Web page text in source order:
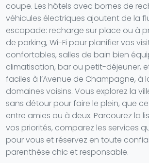
coupe. Les hôtels avec bornes de
véhicules électriques ajoutent de la
escapade: recharge sur place ou à
de parking, Wi-Fi pour planifier vos
confortables, salles de bain bien
climatisation, bar ou petit-déjeuner,
faciles à l’Avenue de Champagne, à
domaines voisins. Vous explorez la
sans détour pour faire le plein, que
entre amies ou à deux. Parcourez la
vos priorités, comparez les services
pour vous et réservez en toute
parenthèse chic et responsable.